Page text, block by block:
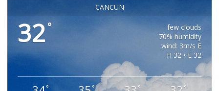
CANCUN
32 °
few clouds
70% humidity
wind: 3m/s E
H 32 • L 32
° ° ° °